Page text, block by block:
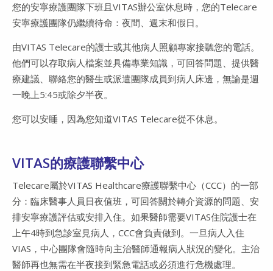
您的安寧療護團隊下班且VITAS辦公室休息時，您的Telecare
安寧療護團隊仍繼續待命：夜間、週末和假日。
由VITAS Telecare的護士或其他病人照顧專家接聽您的電話。
他們可以存取病人檔案並具備專業知識，可回答問題、提供醫
療建議、聯絡您的醫生或派遣團隊成員到病人床邊，無論是週
一晚上5:45或除夕半夜。
您可以安睡，因為您知道VITAS Telecare從不休息。
VITAS的療護聯繫中心
Telecare屬於VITAS Healthcare療護聯繫中心（CCC）的一部
分：臨床醫事人員日夜值班，可回答關於轉介資源的問題、安
排安寧療護評估或安排入住。如果醫師需要VITAS住院護士在
上午4時到急診室見病人，CCC會負責做到。一旦病人入住
VIAS，中心團隊會隨時向主治醫師通報病人狀況的變化。主治
醫師再也無需在半夜接到緊急電話或必須進行危機處理。